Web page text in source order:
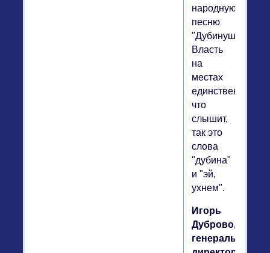
народную
песню
"Дубинушка".
Власть
на
местах
единственное,
что
слышит,
так это
слова
"дубина"
и "эй,
ухнем".
Игорь
Дуброво,
генеральный